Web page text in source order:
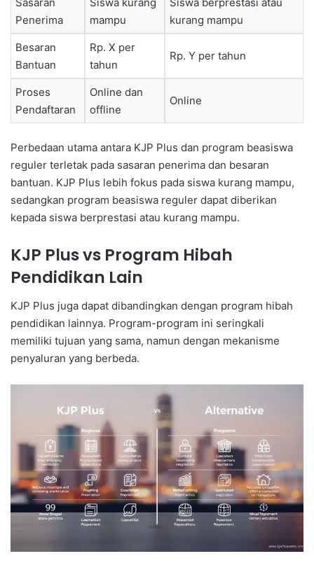
Penerima
mampu
kurang mampu
Besaran
Bantuan
Rp. X per
tahun
Rp. Y per tahun
Proses
Pendaftaran
Online dan
offline
Online
Perbedaan utama antara KJP Plus dan program beasiswa
reguler terletak pada sasaran penerima dan besaran
bantuan. KJP Plus lebih fokus pada siswa kurang mampu,
sedangkan program beasiswa reguler dapat diberikan
kepada siswa berprestasi atau kurang mampu.
KJP Plus vs Program Hibah
Pendidikan Lain
KJP Plus juga dapat dibandingkan dengan program hibah
pendidikan lainnya. Program-program ini seringkali
memiliki tujuan yang sama, namun dengan mekanisme
penyaluran yang berbeda.